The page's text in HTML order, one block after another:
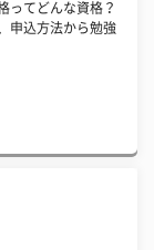
ってどんな資格？
申込方法から勉強